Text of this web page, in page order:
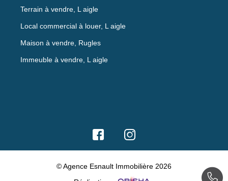
Terrain à vendre, L aigle
Local commercial à louer, L aigle
Maison à vendre, Rugles
Immeuble à vendre, L aigle
© Agence Esnault Immobilière 2026